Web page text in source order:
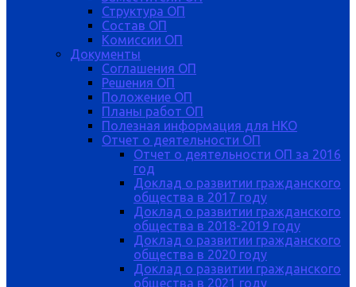
Структура ОП
Состав ОП
Комиссии ОП
Документы
Соглашения ОП
Решения ОП
Положение ОП
Планы работ ОП
Полезная информация для НКО
Отчет о деятельности ОП
Отчет о деятельности ОП за 2016
год
Доклад о развитии гражданского
общества в 2017 году
Доклад о развитии гражданского
общества в 2018-2019 году
Доклад о развитии гражданского
общества в 2020 году
Доклад о развитии гражданского
общества в 2021 году